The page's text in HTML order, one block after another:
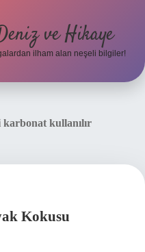
ve Hikaye
ilham alan neşeli bilgiler!
kullanılır
Kokusu